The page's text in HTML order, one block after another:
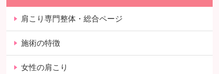
肩こり専門整体・総合ページ
施術の特徴
女性の肩こり